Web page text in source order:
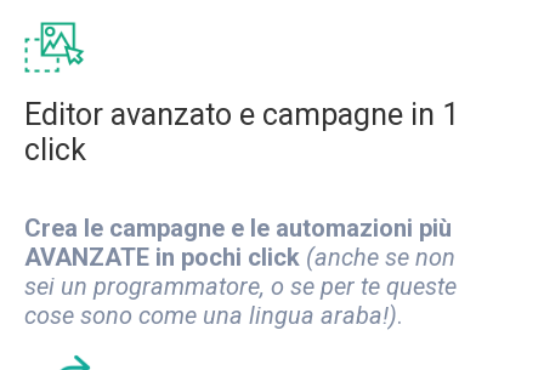
Editor avanzato e campagne in 1
click
Crea le campagne e le automazioni più
AVANZATE in pochi click (anche se non
sei un programmatore, o se per te queste
cose sono come una lingua araba!).